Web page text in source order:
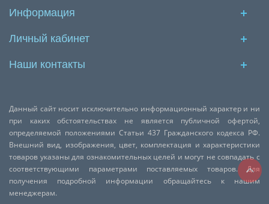
Информация
Личный кабинет
Наши контакты
Данный сайт носит исключительно информационный характер и ни
при каких обстоятельствах не является публичной офертой,
определяемой положениями Статьи 437 Гражданского кодекса РФ.
Внешний вид, изображения, цвет, комплектация и характеристики
товаров указаны для ознакомительных целей и могут не совпадать с
соответствующими параметрами поставляемых товаров. Для
получения подробной информации обращайтесь к нашим
менеджерам.